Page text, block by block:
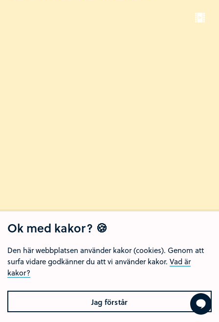
Ok med kakor? 🍪
Den här webbplatsen använder kakor (cookies). Genom att
surfa vidare godkänner du att vi använder kakor. Vad är
kakor?
Jag förstår